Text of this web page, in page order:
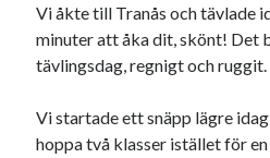
juni 2024
maj 2024
april 2024
februari 2024
januari 2024
Vi åkte till Tranås och tävlade
minuter att åka dit, skönt! Det
tävlingsdag, regnigt och ruggit.
Vi startade ett snäpp lägre
hoppa två klasser istället för